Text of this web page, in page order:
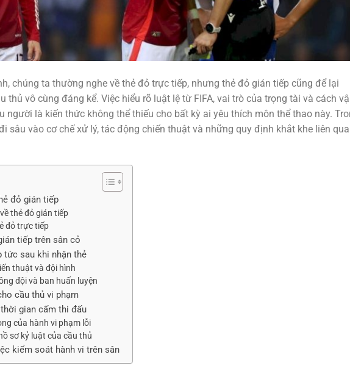
chúng ta thường nghe về thẻ đỏ trực tiếp, nhưng thẻ đỏ gián tiếp cũng để lại
thủ vô cùng đáng kể. Việc hiểu rõ luật lệ từ FIFA, vai trò của trọng tài và cách
người là kiến thức không thể thiếu cho bất kỳ ai yêu thích môn thể thao này.
sâu vào cơ chế xử lý, tác động chiến thuật và những quy định khắt khe liên
đỏ gián tiếp
thẻ đỏ gián tiếp
đỏ trực tiếp
tiếp trên sân cỏ
tức sau khi nhận thẻ
thuật và đội hình
đội và ban huấn luyện
cầu thủ vi phạm
gian cấm thi đấu
của hành vi phạm lỗi
sơ kỷ luật của cầu thủ
kiểm soát hành vi trên sân